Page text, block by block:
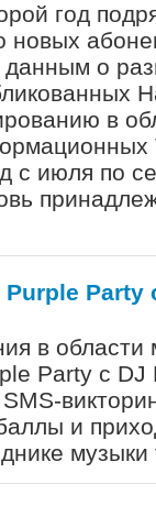
год
новых
о
в
июля по
Party
в области
Party c DJ
и
музыки